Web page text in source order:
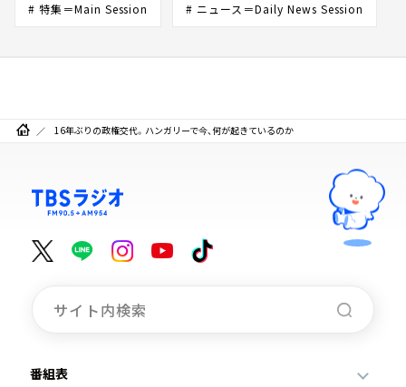
# 特集＝Main Session # ニュース＝Daily News Session
16年ぶりの政権交代。ハンガリーで今、何が起きているのか
番組表